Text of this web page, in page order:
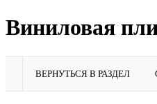
Виниловая
ВЕРНУТЬСЯ В РАЗДЕЛ